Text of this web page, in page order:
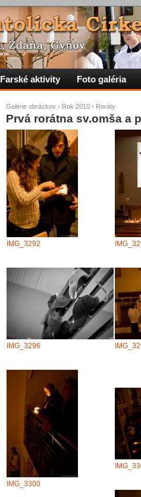
Galérie obrázkov › Rok 2010 › Roráty
Prvá rorátna sv.omša a
IMG_3292
IMG_3296
IMG_3300
Farské aktivity Foto galéria